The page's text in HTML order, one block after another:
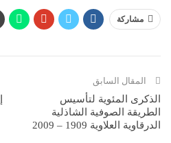
مشاركة
المقال السابق
الذكرى المئوية لتأسيس
الطريقة الصوفية الشاذلية
الدرقاوية العلاوية 1909 – 2009